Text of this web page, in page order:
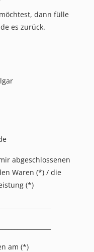
dann fülle
es zurück.
abgeschlossenen
Waren (*) / die
(*)
am (*)